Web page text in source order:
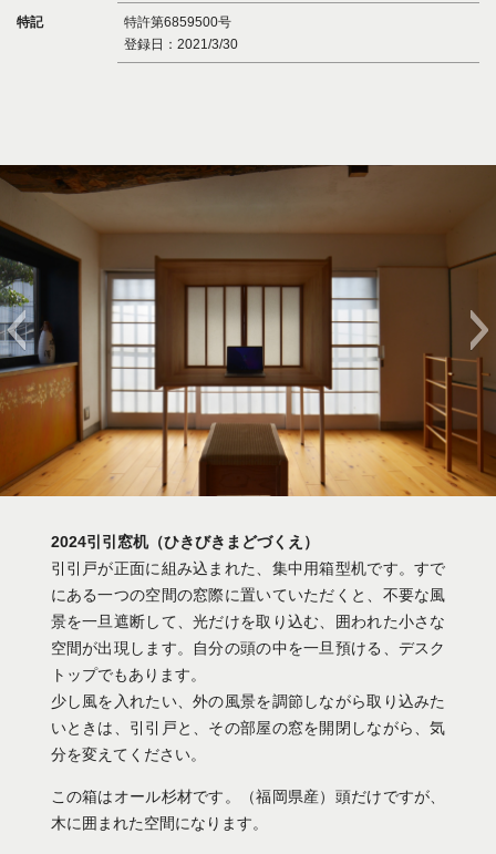
特記
特許第6859500号
登録日：2021/3/30
2024引引窓机（ひきびきまどづくえ）
引引戸が正面に組み込まれた、集中用箱型机です。すで
にある一つの空間の窓際に置いていただくと、不要な風
景を一旦遮断して、光だけを取り込む、囲われた小さな
空間が出現します。自分の頭の中を一旦預ける、デスク
トップでもあります。
少し風を入れたい、外の風景を調節しながら取り込みた
いときは、引引戸と、その部屋の窓を開閉しながら、気
分を変えてください。
この箱はオール杉材です。（福岡県産）頭だけですが、
木に囲まれた空間になります。